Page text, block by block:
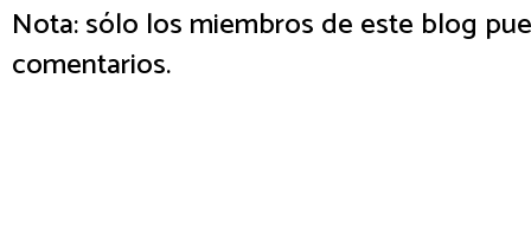
Nota: sólo los miembros de este blog
comentarios.